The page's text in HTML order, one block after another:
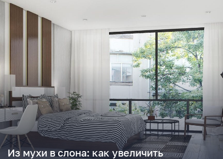
Из мухи в слона: как увеличить